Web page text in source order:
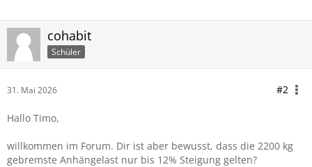
cohabit
Schüler
31. Mai 2026 #2
Hallo Timo,
willkommen im Forum. Dir ist aber bewusst, dass die 2200 kg
gebremste Anhängelast nur bis 12% Steigung gelten?